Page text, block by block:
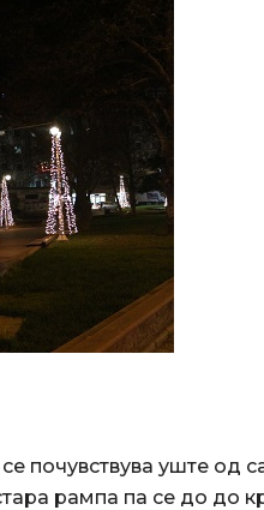
почувствува уште од
рампа па се до до